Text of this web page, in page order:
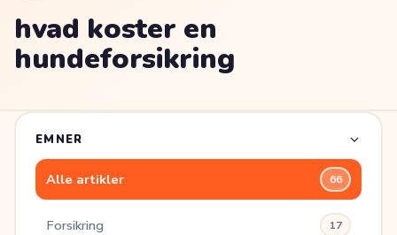
hvad koster en
hundeforsikring
EMNER
Alle artikler 66
Forsikring 17